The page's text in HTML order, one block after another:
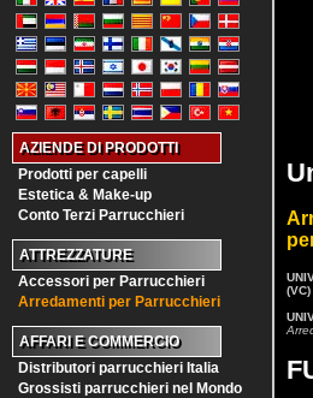
AZIENDE DI PRODOTTI
Prodotti per capelli
Estetica & Make-up
Conto Terzi Parrucchieri
ATTREZZATURE
Accessori per Parrucchieri
Arredamenti per Parrucchieri
AFFARI E COMMERCIO
Distributori parrucchieri Italia
Grossisti parrucchieri nel Mondo